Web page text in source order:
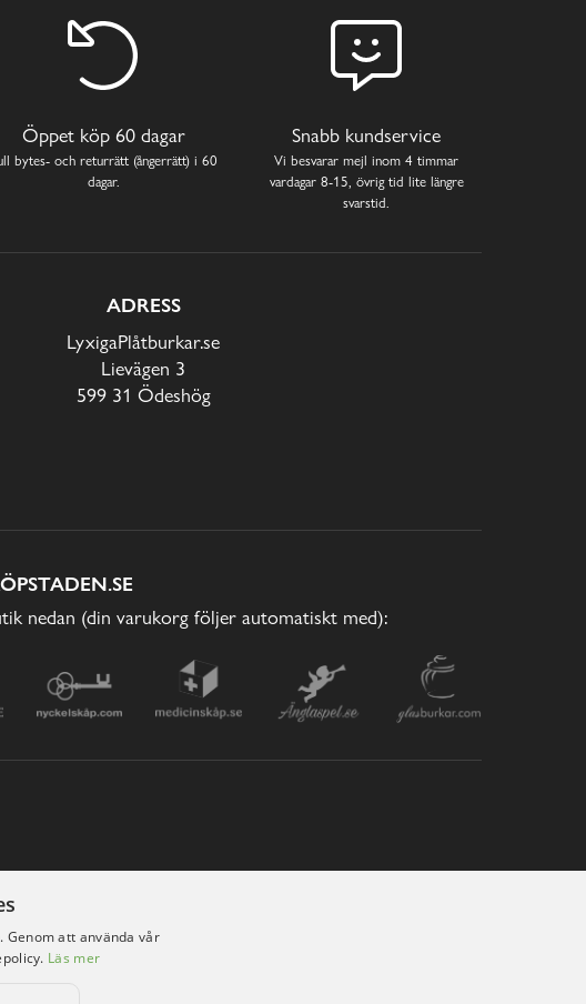
Öppet köp 60 dagar
bytes- och returrätt (ångerrätt) i 60
dagar.
Snabb kundservice
Vi besvarar mejl inom 4 timmar
vardagar 8-15, övrig tid lite längre
svarstid.
ADRESS
LyxigaPlåtburkar.se
Lievägen 3
599 31 Ödeshög
nedan (din varukorg följer automatiskt med):
att använda vår
Läs mer